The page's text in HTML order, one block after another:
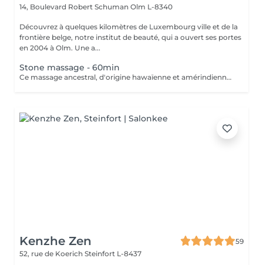
14, Boulevard Robert Schuman Olm L-8340
Découvrez à quelques kilomètres de Luxembourg ville et de la
frontière belge, notre institut de beauté, qui a ouvert ses portes
en 2004 à Olm. Une a...
Stone massage - 60min
Ce massage ancestral, d'origine hawaïenne et amérindienne, vous offre une synergie magique entre les mains de l'esthéticienne et la chaleur des pierres volcaniques en basaltes composées de laves pure pour une détente extrême. Une douce chaleur vous enveloppe et vous procure une sensation de bien-être. Avec leurs différentes vertus thérapeutiques, les pierres sont déposées sur les points sensibles et/ou douloureux du corps. Un lâché pris qui détoxifie l'organisme et améliore la circulation sanguine. Outre leur effet drainant et relaxant, elles stimulent les muscles et défont les nuds pour une sensation réconfortante.
Kenzhe Zen
59
52, rue de Koerich Steinfort L-8437